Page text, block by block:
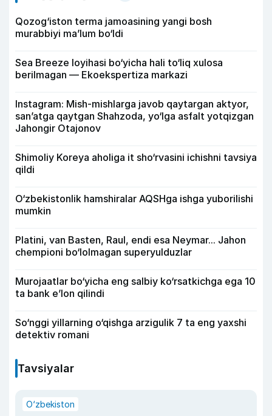
Qozog‘iston terma jamoasining yangi bosh
murabbiyi ma’lum bo‘ldi
Sea Breeze loyihasi bo‘yicha hali to‘liq xulosa
berilmagan — Ekoekspertiza markazi
Instagram: Mish-mishlarga javob qaytargan aktyor,
san’atga qaytgan Shahzoda, yo‘lga asfalt yotqizgan
Jahongir Otajonov
Shimoliy Koreya aholiga it sho‘rvasini ichishni tavsiya
qildi
O‘zbekistonlik hamshiralar AQSHga ishga yuborilishi
mumkin
Platini, van Basten, Raul, endi esa Neymar... Jahon
chempioni bo‘lolmagan superyulduzlar
Murojaatlar bo‘yicha eng salbiy ko‘rsatkichga ega 10
ta bank e’lon qilindi
So‘nggi yillarning o‘qishga arzigulik 7 ta eng yaxshi
detektiv romani
Tavsiyalar
O‘zbekiston